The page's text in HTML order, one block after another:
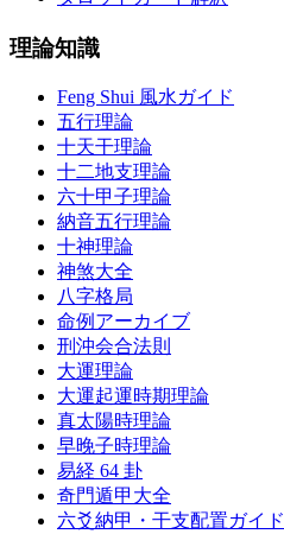
理論知識
Feng Shui 風水ガイド
五行理論
十天干理論
十二地支理論
六十甲子理論
納音五行理論
十神理論
神煞大全
八字格局
命例アーカイブ
刑沖会合法則
大運理論
大運起運時期理論
真太陽時理論
早晚子時理論
易経 64 卦
奇門遁甲大全
六爻納甲・干支配置ガイド